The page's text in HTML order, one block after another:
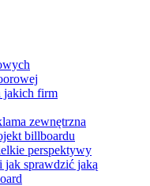
jakich firm
zewnętrzna
billboardu
perspektywy
jak sprawdzić jaką